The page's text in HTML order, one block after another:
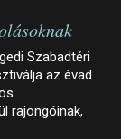
Szabadtéri
az évad
rajongóinak,